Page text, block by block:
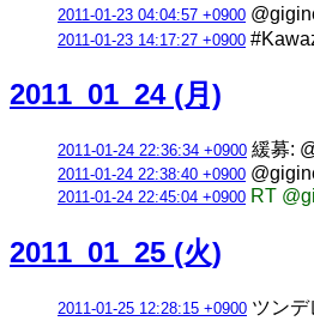
2011-01-23 04:04:57 +0900
2011-01-23 14:17:27 +0900
2011_01_24 (月)
2011-01-24 22:36:34 +0900 緩募:
2011-01-24 22:38:40 +0900
2011-01-24 22:45:04 +0900 RT
2011_01_25 (火)
2011-01-25 12:28:15 +0900 ツンデ